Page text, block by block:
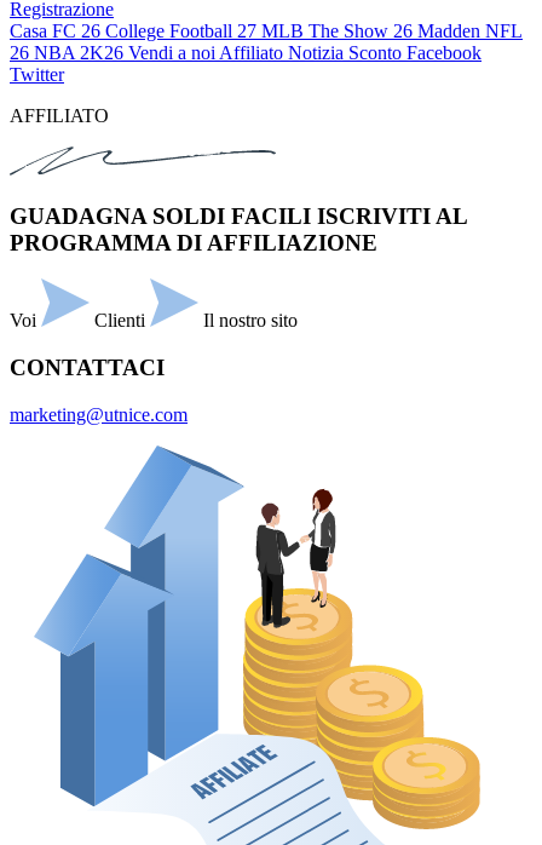
Registrazione
Casa FC 26 College Football 27 MLB The Show 26 Madden NFL
26 NBA 2K26 Vendi a noi Affiliato Notizia Sconto Facebook
Twitter
AFFILIATO
GUADAGNA SOLDI FACILI ISCRIVITI AL
PROGRAMMA DI AFFILIAZIONE
Voi Clienti Il nostro sito
CONTATTACI
marketing@utnice.com